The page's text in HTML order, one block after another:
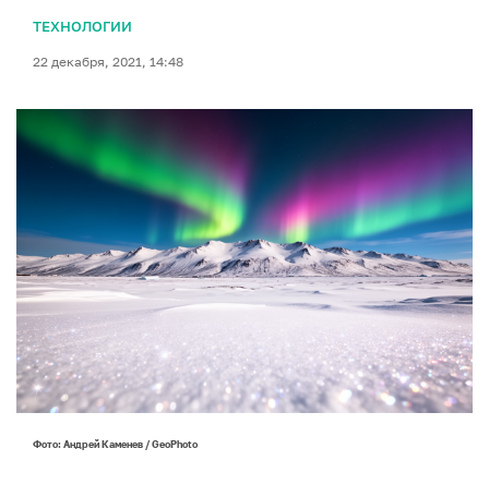
ТЕХНОЛОГИИ
22 декабря, 2021, 14:48
Фото: Андрей Каменев / GeoPhoto